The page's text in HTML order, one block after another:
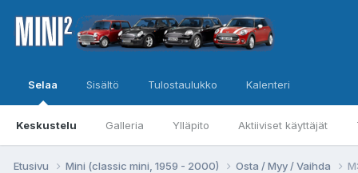
Selaa
Keskustelu Galleria Ylläpito Aktiiviset käyttäjät
Sisältö Tulostaulukko Kalenteri
Etusivu Mini (classic mini, 1959 - 2000) Osta / Myy / Vaihda